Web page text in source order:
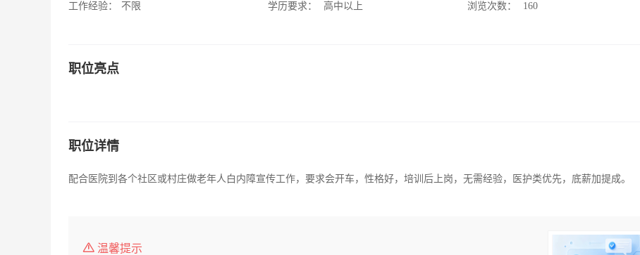
工作经验：
不限
学历要求：
高中以上
浏览次数：
160
职位亮点
职位详情
配合医院到各个社区或村庄做老年人白内障宣传工作，要求会开车，性格好，培训后上岗，无需经验，医护类优先，底薪加提成。
温馨提示